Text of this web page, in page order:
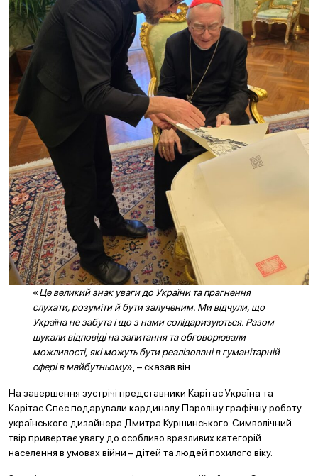
«Це великий знак уваги до України та прагнення
слухати, розуміти й бути залученим. Ми відчули, що
Україна не забута і що з нами солідаризуються. Разом
шукали відповіді на запитання та обговорювали
можливості, які можуть бути реалізовані в гуманітарній
сфері в майбутньому», – сказав він.
На завершення зустрічі представники Карітас Україна та
Карітас Спес подарували кардиналу Пароліну графічну роботу
українського дизайнера Дмитра Куршинського. Символічний
твір привертає увагу до особливо вразливих категорій
населення в умовах війни – дітей та людей похилого віку.